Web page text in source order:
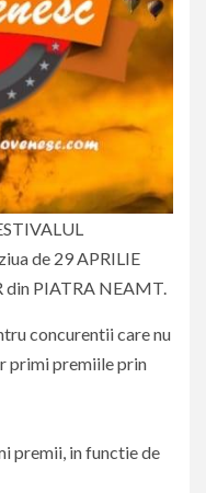
de 29 APRILIE
din PIATRA NEAMT.
concurentii care nu
primi premiile prin
premii, in functie de